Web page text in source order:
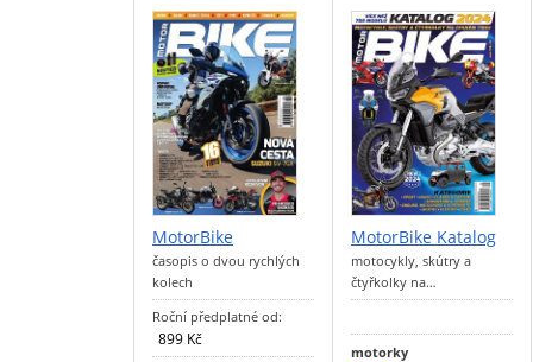
MotorBike
časopis o dvou rychlých
kolech
Roční předplatné od:
899 Kč
MotorBike Katalog
motocykly, skútry a
čtyřkolky na…
motorky